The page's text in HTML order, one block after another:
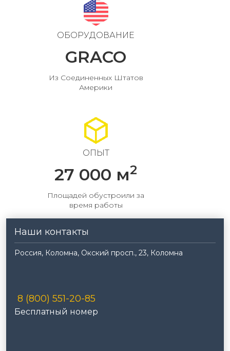
ОБОРУДОВАНИЕ
GRACO
Из Соединенных Штатов
Америки
ОПЫТ
27 000 м2
Площадей обустроили за
время работы
Наши контакты
Россия, Коломна, Окский просп., 23, Коломна
8 (800) 551-20-85
Бесплатный номер